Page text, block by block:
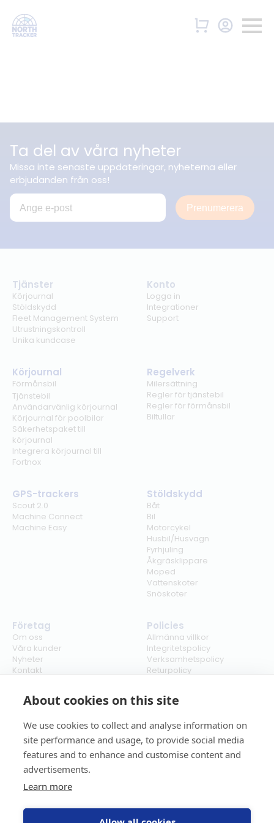
About cookies on this site
We use cookies to collect and analyse information on
site performance and usage, to provide social media
features and to enhance and customise content and
advertisements.
Learn more
Ta del av våra nyheter
Missa inte senaste uppdateringar, nyheterna eller
erbjudanden från oss!
Prenumerera
Tjänster
Körjournal
Stöldskydd
Fleet Management System
Utrustningskontroll
Unika kundcase
Konto
Logga in
Integrationer
Support
Körjournal
Förmånsbil
Tjänstebil
Användarvänlig körjournal
Körjournal för poolbilar
Säkerhetspaket till
körjournal
Integrera körjournal till
Fortnox
Regelverk
Milersättning
Regler för tjänstebil
Regler för förmånsbil
Biltullar
GPS-trackers
Scout 2.0
Machine Connect
Machine Easy
Stöldskydd
Båt
Bil
Motorcykel
Husbil/Husvagn
Fyrhjuling
Åkgräsklippare
Moped
Vattenskoter
Snöskoter
Företag
Om oss
Våra kunder
Nyheter
Kontakt
Policies
Allmänna villkor
Integritetspolicy
Verksamhetspolicy
Returpolicy
Cookies